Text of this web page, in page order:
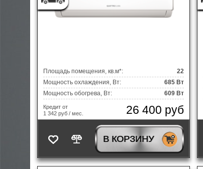
Площадь помещения, кв.м*:
22
Мощность охлаждения, Вт:
685 Вт
Мощность обогрева, Вт:
609 Вт
Кредит от
1 342 руб / мес.
26 400 руб
В КОРЗИНУ